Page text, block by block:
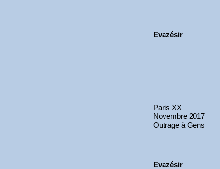
Evazésir
Paris XX
Novembre 2017
Outrage à Gens
Evazésir